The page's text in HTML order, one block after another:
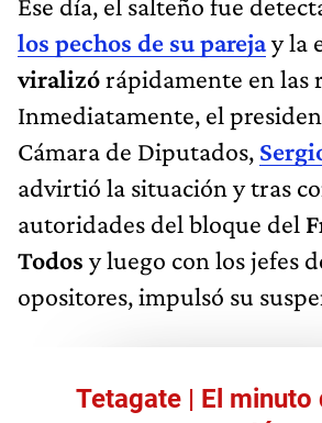
Ese día, el salteño fue
los pechos de su parejay la
viralizórápidamente en las
Inmediatamente, el
Cámara de Diputados,
advirtió la situación y tras
autoridades del bloque del
Todos y luego con los jefes
opositores, impulsó su
Tetagate | El minuto